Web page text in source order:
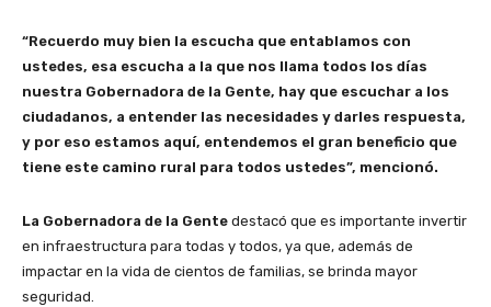
“Recuerdo muy bien la escucha que entablamos con
ustedes, esa escucha a la que nos llama todos los días
nuestra Gobernadora de la Gente, hay que escuchar a los
ciudadanos, a entender las necesidades y darles respuesta,
y por eso estamos aquí, entendemos el gran beneficio que
tiene este camino rural para todos ustedes”, mencionó.
La Gobernadora de la Gente destacó que es importante invertir
en infraestructura para todas y todos, ya que, además de
impactar en la vida de cientos de familias, se brinda mayor
seguridad.